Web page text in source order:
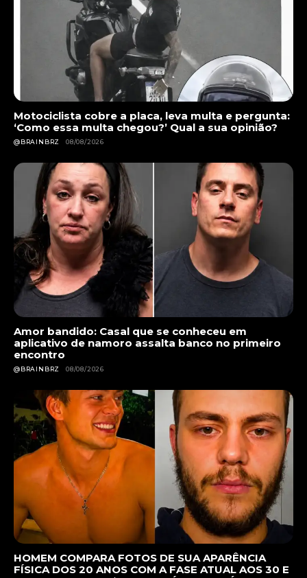
Motociclista cobre a placa, leva multa e pergunta:
‘Como essa multa chegou?’ Qual a sua opinião?
@BRAINBRZ 08/08/2026
Amor bandido: Casal que se conheceu em
aplicativo de namoro assalta banco no primeiro
encontro
@BRAINBRZ 08/08/2026
HOMEM COMPARA FOTOS DE SUA APARÊNCIA
FÍSICA DOS 20 ANOS COM A FASE ATUAL AOS 30 E